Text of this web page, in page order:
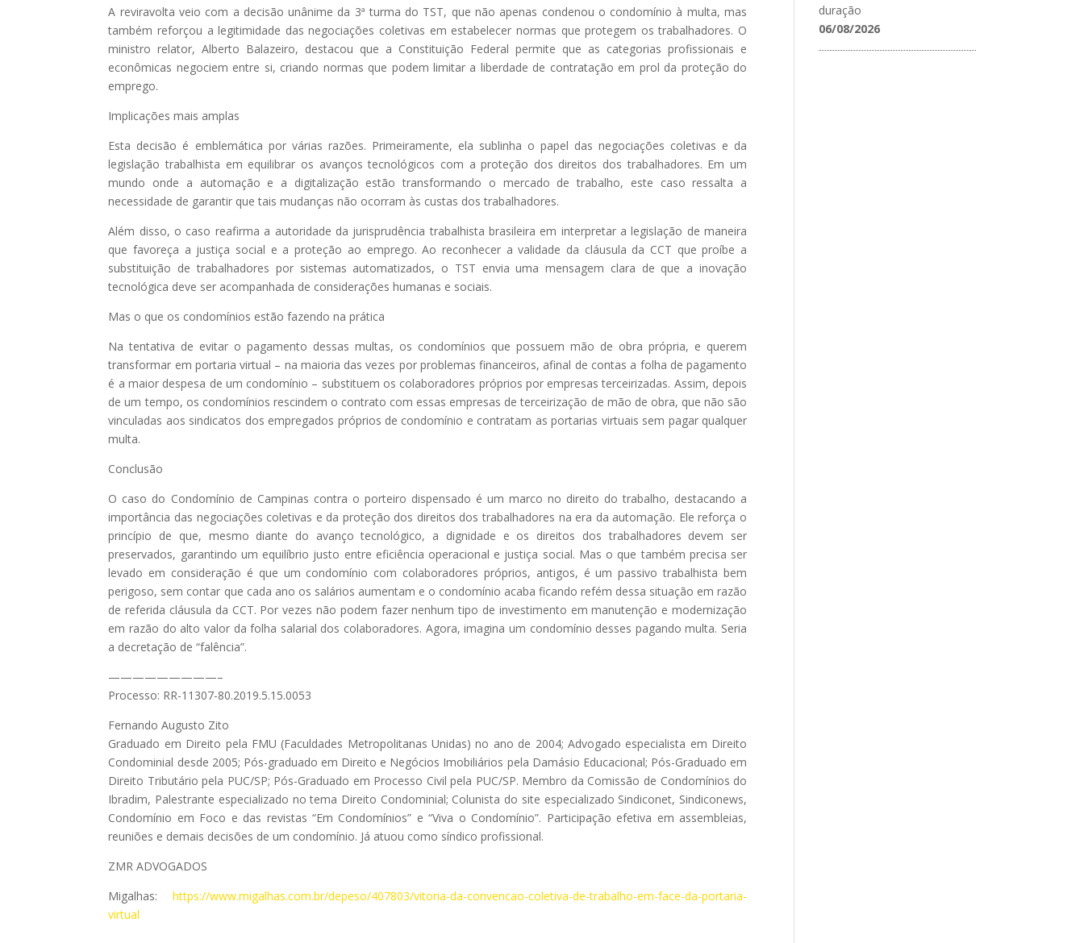
A reviravolta veio com a decisão unânime da 3ª turma do TST, que não apenas condenou o condomínio à multa, mas
também reforçou a legitimidade das negociações coletivas em estabelecer normas que protegem os trabalhadores. O
ministro relator, Alberto Balazeiro, destacou que a Constituição Federal permite que as categorias profissionais e
econômicas negociem entre si, criando normas que podem limitar a liberdade de contratação em prol da proteção do
emprego.
Implicações mais amplas
Esta decisão é emblemática por várias razões. Primeiramente, ela sublinha o papel das negociações coletivas e da
legislação trabalhista em equilibrar os avanços tecnológicos com a proteção dos direitos dos trabalhadores. Em um
mundo onde a automação e a digitalização estão transformando o mercado de trabalho, este caso ressalta a
necessidade de garantir que tais mudanças não ocorram às custas dos trabalhadores.
Além disso, o caso reafirma a autoridade da jurisprudência trabalhista brasileira em interpretar a legislação de maneira
que favoreça a justiça social e a proteção ao emprego. Ao reconhecer a validade da cláusula da CCT que proíbe a
substituição de trabalhadores por sistemas automatizados, o TST envia uma mensagem clara de que a inovação
tecnológica deve ser acompanhada de considerações humanas e sociais.
Mas o que os condomínios estão fazendo na prática
Na tentativa de evitar o pagamento dessas multas, os condomínios que possuem mão de obra própria, e querem
transformar em portaria virtual – na maioria das vezes por problemas financeiros, afinal de contas a folha de pagamento
é a maior despesa de um condomínio – substituem os colaboradores próprios por empresas terceirizadas. Assim, depois
de um tempo, os condomínios rescindem o contrato com essas empresas de terceirização de mão de obra, que não são
vinculadas aos sindicatos dos empregados próprios de condomínio e contratam as portarias virtuais sem pagar qualquer
multa.
Conclusão
O caso do Condomínio de Campinas contra o porteiro dispensado é um marco no direito do trabalho, destacando a
importância das negociações coletivas e da proteção dos direitos dos trabalhadores na era da automação. Ele reforça o
princípio de que, mesmo diante do avanço tecnológico, a dignidade e os direitos dos trabalhadores devem ser
preservados, garantindo um equilíbrio justo entre eficiência operacional e justiça social. Mas o que também precisa ser
levado em consideração é que um condomínio com colaboradores próprios, antigos, é um passivo trabalhista bem
perigoso, sem contar que cada ano os salários aumentam e o condomínio acaba ficando refém dessa situação em razão
de referida cláusula da CCT. Por vezes não podem fazer nenhum tipo de investimento em manutenção e modernização
em razão do alto valor da folha salarial dos colaboradores. Agora, imagina um condomínio desses pagando multa. Seria
a decretação de “falência”.
—————————–
Processo: RR-11307-80.2019.5.15.0053
Fernando Augusto Zito
Graduado em Direito pela FMU (Faculdades Metropolitanas Unidas) no ano de 2004; Advogado especialista em Direito
Condominial desde 2005; Pós-graduado em Direito e Negócios Imobiliários pela Damásio Educacional; Pós-Graduado em
Direito Tributário pela PUC/SP; Pós-Graduado em Processo Civil pela PUC/SP. Membro da Comissão de Condomínios do
Ibradim, Palestrante especializado no tema Direito Condominial; Colunista do site especializado Sindiconet, Sindiconews,
Condomínio em Foco e das revistas “Em Condomínios” e “Viva o Condomínio”. Participação efetiva em assembleias,
reuniões e demais decisões de um condomínio. Já atuou como síndico profissional.
ZMR ADVOGADOS
Migalhas:https://www.migalhas.com.br/depeso/407803/vitoria-da-convencao-coletiva-de-trabalho-em-face-da-portaria-
virtual
duração
06/08/2026